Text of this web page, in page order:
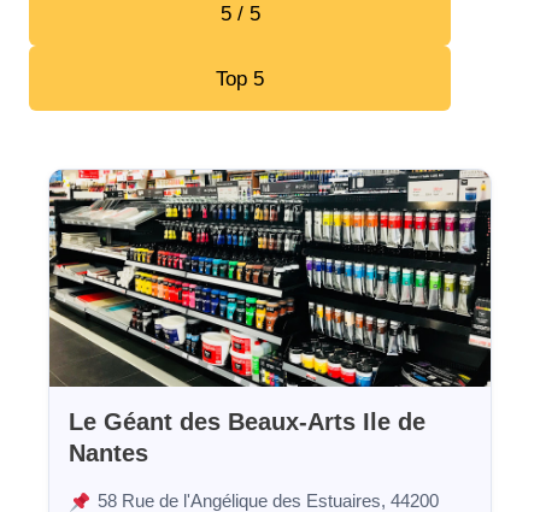
5 / 5
Top 5
Le Géant des Beaux-Arts Ile de
Nantes
58 Rue de l'Angélique des Estuaires, 44200